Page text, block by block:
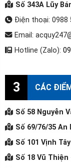
Số 343A Lũy
Điện thoại: 0988
Email:
Hotline (Zalo):
3 CÁC
Số 58 Nguyễn
Số 69/76/35 An
Số 101 Vịnh
Số 18 Vũ